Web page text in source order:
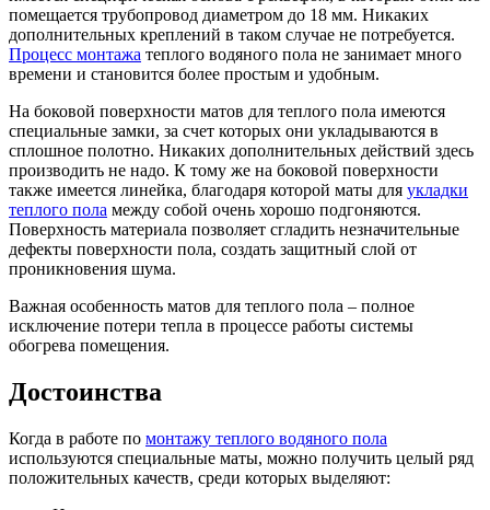
помещается трубопровод диаметром до 18 мм. Никаких
дополнительных креплений в таком случае не потребуется.
Процесс монтажа теплого водяного пола не занимает много
времени и становится более простым и удобным.
На боковой поверхности матов для теплого пола имеются
специальные замки, за счет которых они укладываются в
сплошное полотно. Никаких дополнительных действий здесь
производить не надо. К тому же на боковой поверхности
также имеется линейка, благодаря которой маты для укладки
теплого пола между собой очень хорошо подгоняются.
Поверхность материала позволяет сгладить незначительные
дефекты поверхности пола, создать защитный слой от
проникновения шума.
Важная особенность матов для теплого пола – полное
исключение потери тепла в процессе работы системы
обогрева помещения.
Достоинства
Когда в работе по монтажу теплого водяного пола
используются специальные маты, можно получить целый ряд
положительных качеств, среди которых выделяют: